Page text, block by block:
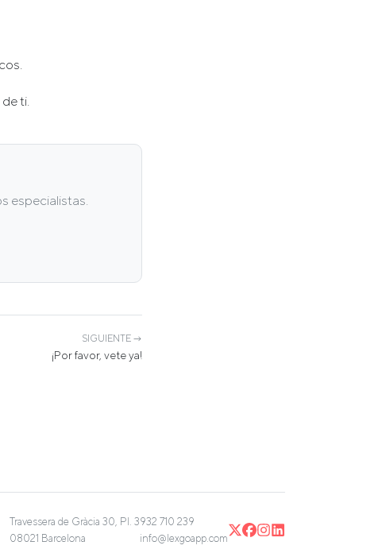
ti.
especialistas.
SIGUIENTE →
¡Por favor, vete ya!
Travessera de Gràcia 30, Pl. 3
08021 Barcelona
932 710 239
info@lexgoapp.com